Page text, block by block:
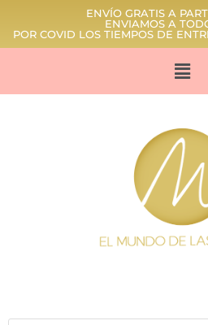
ENVÍO GRATIS A
ENVIAMOS A
POR COVID LOS TIEMPOS DE